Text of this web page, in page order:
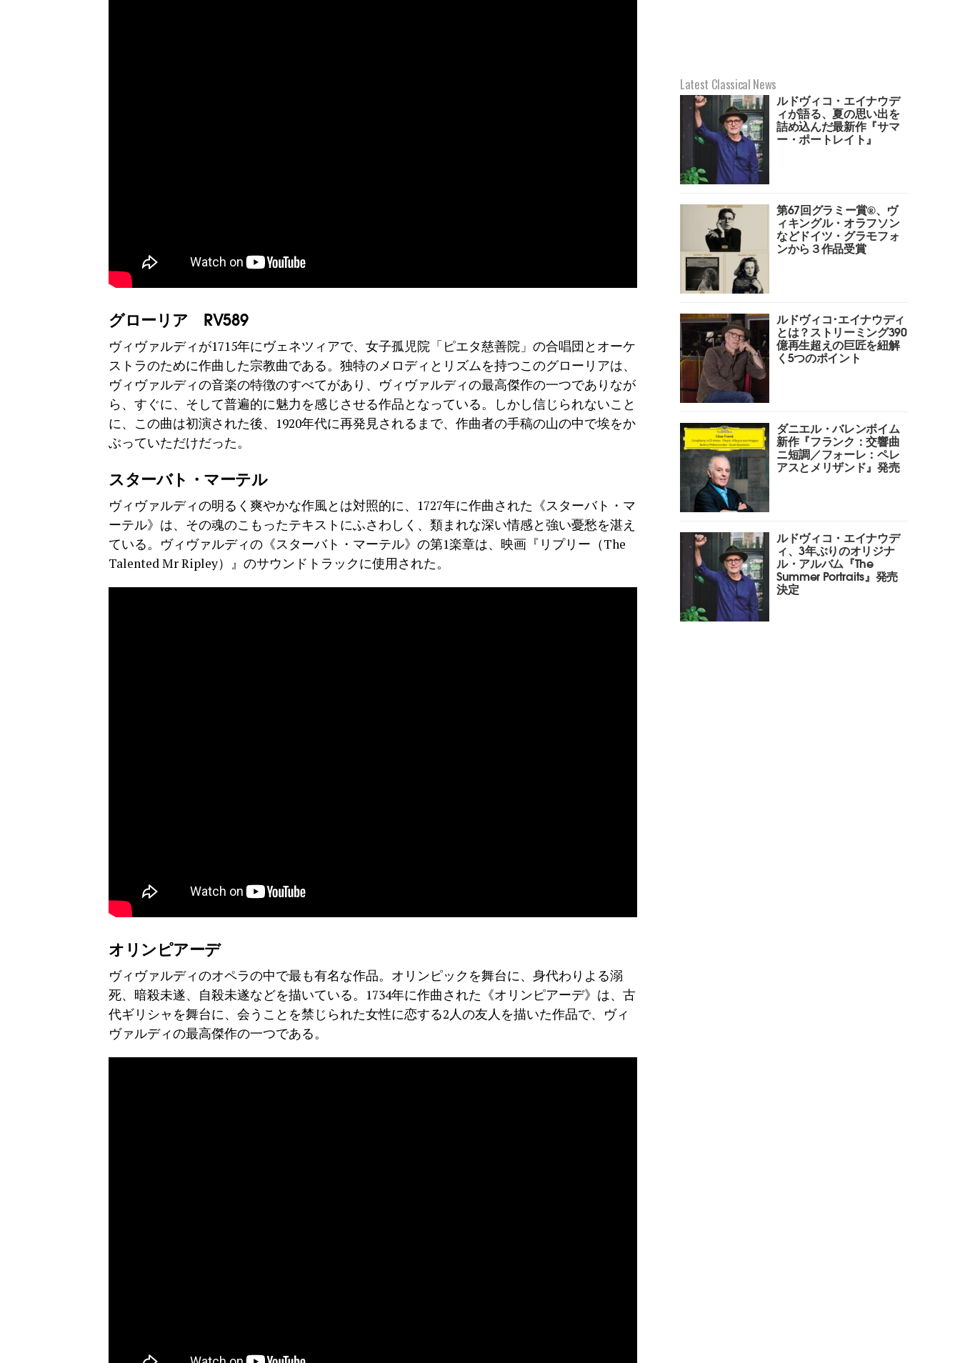
グローリア RV589
ヴィヴァルディが1715年にヴェネツィアで、女子孤児院「ピエタ慈善院」の合唱団とオーケ
ストラのために作曲した宗教曲である。独特のメロディとリズムを持つこのグローリアは、
ヴィヴァルディの音楽の特徴のすべてがあり、ヴィヴァルディの最高傑作の一つでありなが
ら、すぐに、そして普遍的に魅力を感じさせる作品となっている。しかし信じられないこと
に、この曲は初演された後、1920年代に再発見されるまで、作曲者の手稿の山の中で埃をか
ぶっていただけだった。
スターバト・マーテル
ヴィヴァルディの明るく爽やかな作風とは対照的に、1727年に作曲された《スターバト・マ
ーテル》は、その魂のこもったテキストにふさわしく、類まれな深い情感と強い憂愁を湛え
ている。ヴィヴァルディの《スターバト・マーテル》の第1楽章は、映画『リプリー（The
Talented Mr Ripley）』のサウンドトラックに使用された。
オリンピアーデ
ヴィヴァルディのオペラの中で最も有名な作品。オリンピックを舞台に、身代わりよる溺
死、暗殺未遂、自殺未遂などを描いている。1734年に作曲された《オリンピアーデ》は、古
代ギリシャを舞台に、会うことを禁じられた女性に恋する2人の友人を描いた作品で、ヴィ
ヴァルディの最高傑作の一つである。
Latest Classical News
ルドヴィコ・エイナウデ
ィが語る、夏の思い出を
詰め込んだ最新作『サマ
ー・ポートレイト』
第67回グラミー賞︎®️、ヴ
ィキングル・オラフソン
などドイツ・グラモフォ
ンから３作品受賞
ルドヴィコ･エイナウディ
とは？ストリーミング390
億再生超えの巨匠を紐解
く5つのポイント
ダニエル・バレンボイム
新作『フランク：交響曲
ニ短調／フォーレ：ペレ
アスとメリザンド』発売
ルドヴィコ・エイナウデ
ィ、3年ぶりのオリジナ
ル・アルバム『The
Summer Portraits』発売
決定